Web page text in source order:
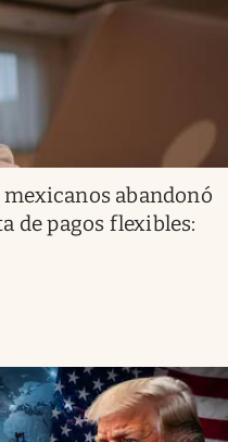
mexicanos abandonó
de pagos flexibles: